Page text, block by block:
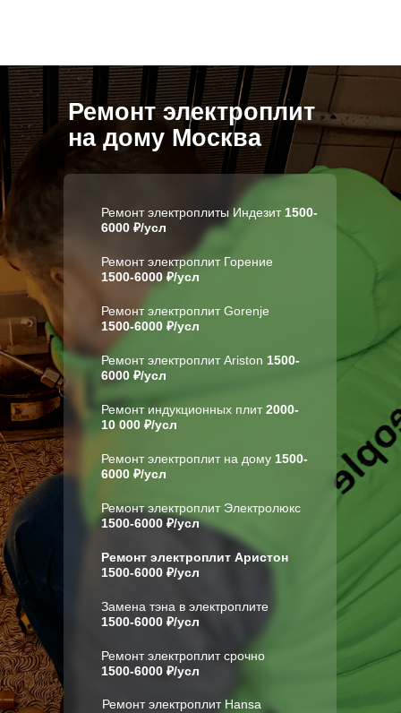
Ремонт электроплит
на дому Москва
Ремонт электроплиты Индезит 1500-
6000 ₽/усл
Ремонт электроплит Gorenje
1500-6000 ₽/усл
Ремонт электроплит Аriston 1500-
6000 ₽/усл
Ремонт электроплит на дому 1500-
6000 ₽/усл
Ремонт электроплит Электролюкс
1500-6000 ₽/усл
Ремонт электроплит Горение
1500-6000 ₽/усл
Ремонт индукционных плит2000-
10 000 ₽/усл
Замена тэна в электроплите
1500-6000 ₽/усл
Ремонт электроплит срочно
1500-6000 ₽/усл
Ремонт электроплит Аристон
1500-6000 ₽/усл
Ремонт электроплит Hansa